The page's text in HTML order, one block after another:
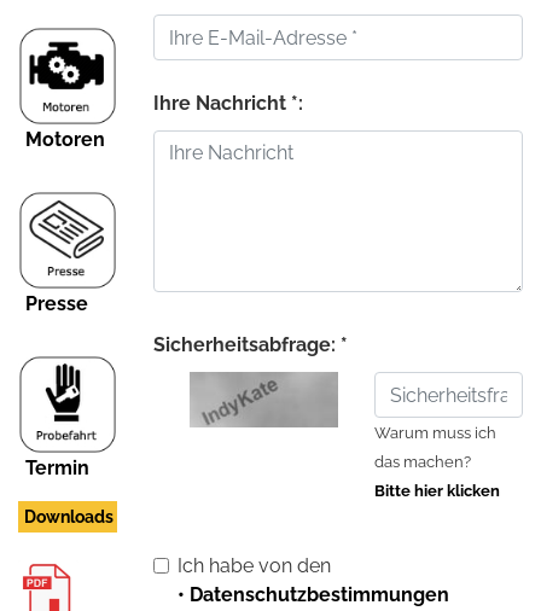
Motoren
Presse
Termin
Downloads
Ihre Nachricht *:
Sicherheitsabfrage: *
Warum muss ich
das machen?
Bitte hier klicken
Ich habe von den
• Datenschutzbestimmungen